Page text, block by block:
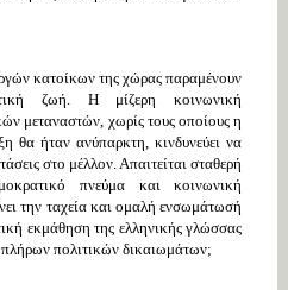
κατοίκων της χώρας παραμένουν
ζωή. Η μίζερη κοινωνική
μεταναστών, χωρίς τους οποίους η
θα ήταν ανύπαρκτη, κινδυνεύει να
στο μέλλον. Απαιτείται σταθερή
πνεύμα και κοινωνική
την ταχεία και ομαλή ενσωμάτωσή
εκμάθηση της ελληνικής γλώσσας
πολιτικών δικαιωμάτων;